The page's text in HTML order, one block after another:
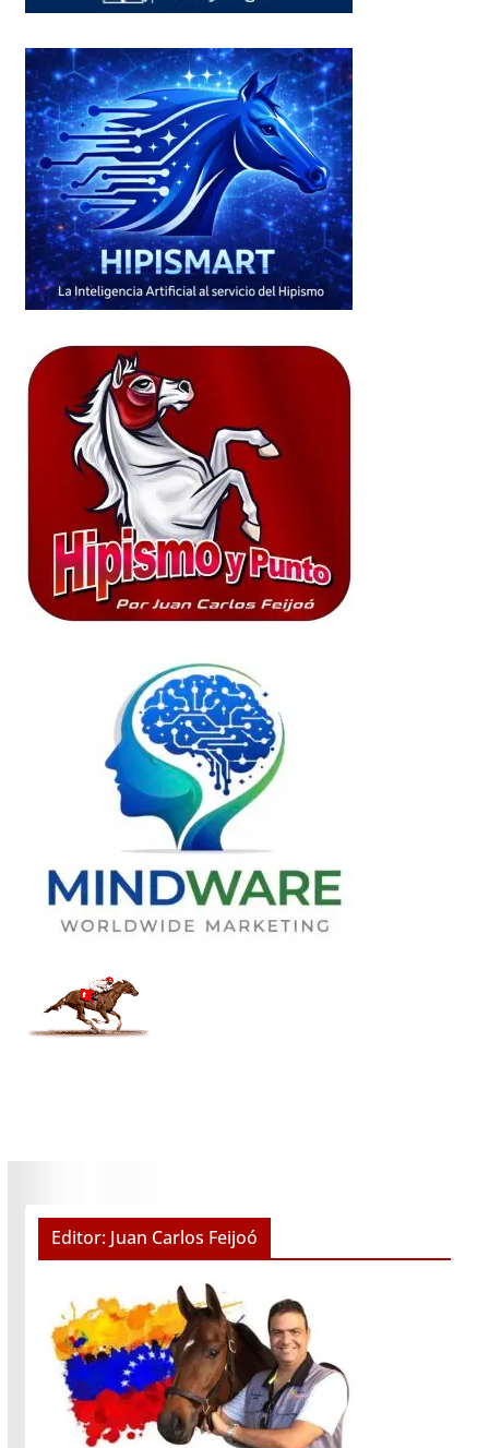
Editor: Juan Carlos Feijoó